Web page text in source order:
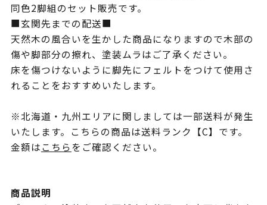
同色2脚組のセット販売です。
■玄関先までの配送■
天然木の風合いを生かした商品になりますので木部の
傷や脚部分の擦れ、塗装ムラはご了承ください。
床を傷つけないように脚先にフェルトをつけて使用さ
れることをおすすめいたします。
※北海道・九州エリアに関しましては一部送料が発生
いたします。こちらの商品は送料ランク【C】です。
金額はこちらをご確認ください。
商品説明